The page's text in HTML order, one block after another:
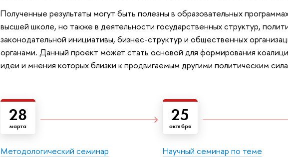
Полученные результаты могут быть полезны в образовательных
высшей школе, но также в деятельности государственных структур,
законодательной инициативы, бизнес-структур и общественных
органами. Данный проект может стать основой для формирования
идеи и мнения которых близки к продвигаемым другими политическим
28
марта
Методологический семинар
25
октября
Научный семинар по теме